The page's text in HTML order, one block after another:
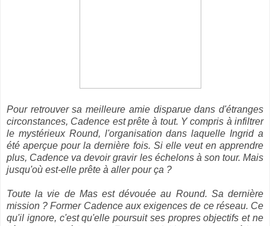
Pour retrouver sa meilleure amie disparue dans d'étranges
circonstances, Cadence est prête à tout. Y compris à infiltrer
le mystérieux Round, l'organisation dans laquelle Ingrid a
été aperçue pour la dernière fois. Si elle veut en apprendre
plus, Cadence va devoir gravir les échelons à son tour. Mais
jusqu'où est-elle prête à aller pour ça ?
Toute la vie de Mas est dévouée au Round. Sa dernière
mission ? Former Cadence aux exigences de ce réseau. Ce
qu'il ignore, c'est qu'elle poursuit ses propres objectifs et ne